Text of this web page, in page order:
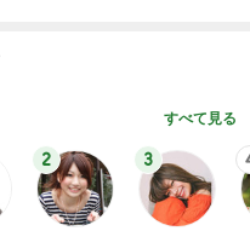
すべて見る
2 3